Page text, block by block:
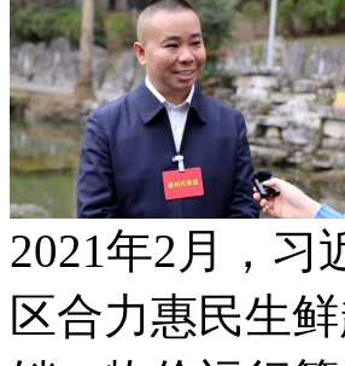
2021年2月，习
区合力惠民生